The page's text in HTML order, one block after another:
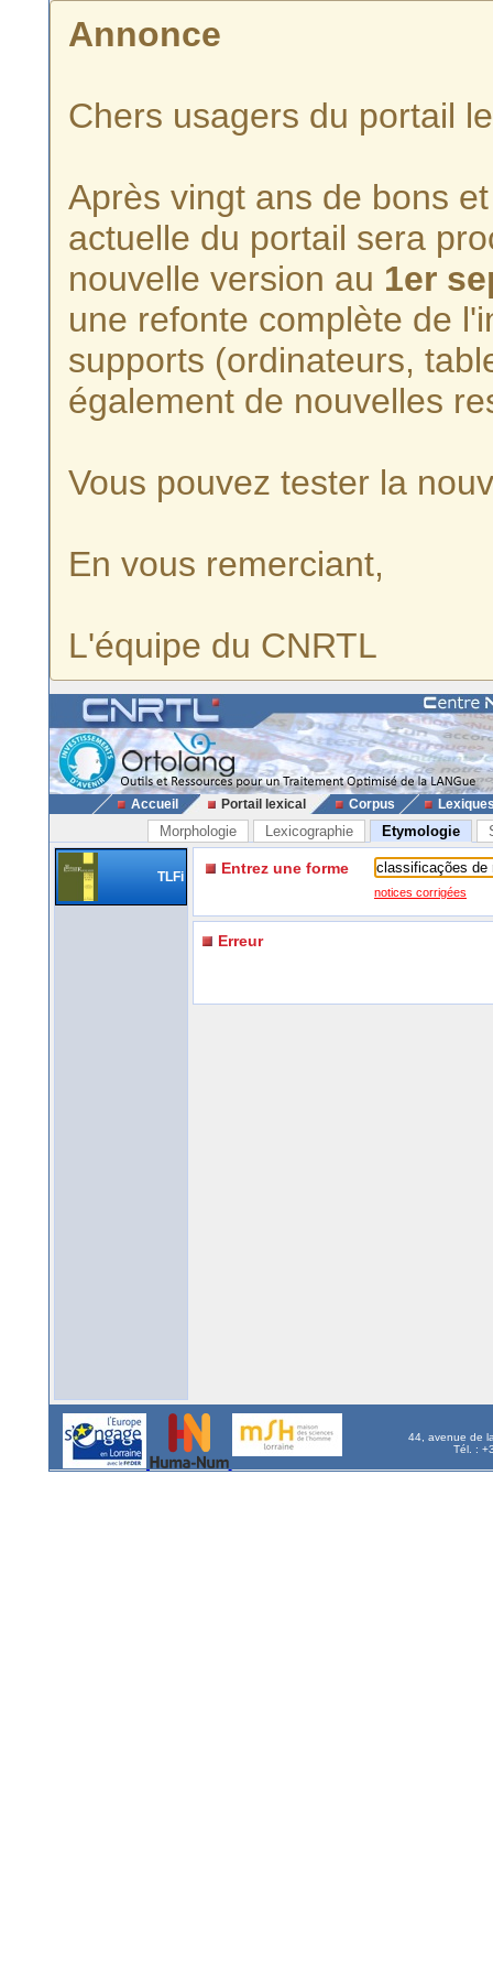
Annonce
Chers usagers du portail
Après vingt ans de bons
actuelle du portail sera
nouvelle version au 1er
une refonte complète de
supports (ordinateurs,
également de nouvelles
Vous pouvez tester la
En vous remerciant,
L'équipe du CNRTL
Accueil Portail lexical Corpus
Morphologie Lexicographie Etymologie
TLFi Entrez une forme
notices corrigées
Erreur
44, avenue de
Tél. :